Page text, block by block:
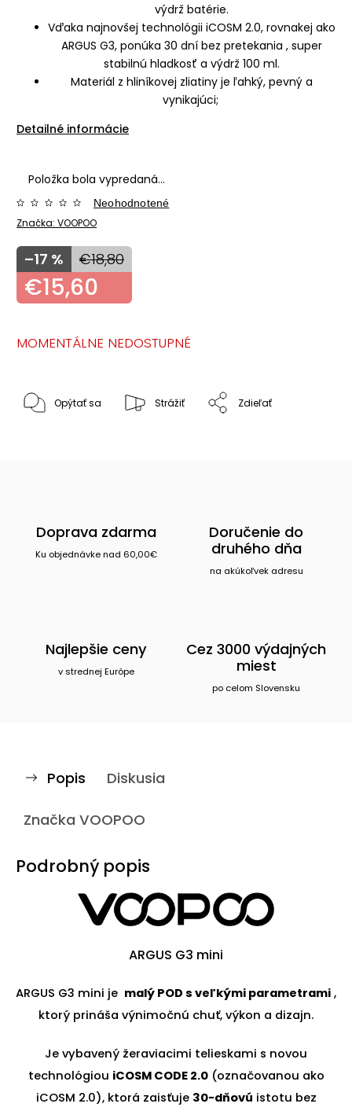
výdrž batérie.
Vďaka najnovšej technológii iCOSM 2.0, rovnakej ako
ARGUS G3, ponúka 30 dní bez pretekania , super
stabilnú hladkosť a výdrž 100 ml.
Materiál z hliníkovej zliatiny je ľahký, pevný a
vynikajúci;
Detailné informácie
Položka bola vypredaná…
Značka: VOOPOO
Neohodnotené
€18,80
–17 %
€15,60
MOMENTÁLNE NEDOSTUPNÉ
Opýtať sa Strážiť Zdieľať
Doprava zdarma
Ku objednávke nad 60,00€
Doručenie do
druhého dňa
na akúkoľvek adresu
Najlepšie ceny
v strednej Európe
Cez 3000 výdajných
miest
po celom Slovensku
Popis Diskusia
Značka VOOPOO
Podrobný popis
ARGUS G3 mini
ARGUS G3 mini je malý POD s veľkými parametrami ,
ktorý prináša výnimočnú chuť, výkon a dizajn.
Je vybavený žeraviacimi telieskami s novou
technológiou iCOSM CODE 2.0(označovanou ako
iCOSM 2.0), ktorá zaisťuje 30-dňovú istotu bez